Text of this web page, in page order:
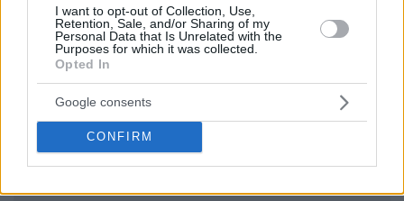
I want to opt-out of Collection, Use,
Retention, Sale, and/or Sharing of my
Personal Data that Is Unrelated with the
Purposes for which it was collected.
Opted In
Google consents
CONFIRM
ΣΥΝΤΗΡΗΣΗΣ ΙΑΤΡΙΚΟΥ
ΕΞΟΠΛΙΣΜΟΥ
ΤΙΤΛΟΣ
ΠΡΟΜΗΘΕΙΑΣ ΕΠΙΔΕΣΜΙΚΟΥ
ΥΛΙΚΟΥ ΚΑΙ ΙΑΤΡΙΚΟΥ ΒΑΜΒΑΚΙΟΥ